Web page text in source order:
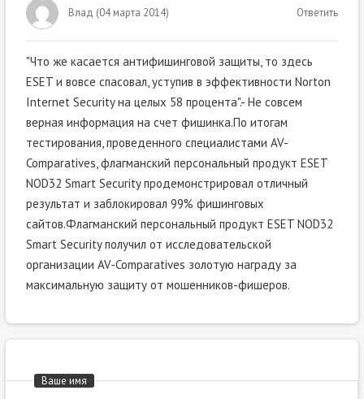
Влад (04 марта 2014) Ответить
"Что же касается антифишинговой защиты, то здесь
ESET и вовсе спасовал, уступив в эффективности Norton
Internet Security на целых 58 процента".- Не совсем
верная информация на счет фишинка.По итогам
тестирования, проведенного специалистами AV-
Comparatives, флагманский персональный продукт ESET
NOD32 Smart Security продемонстрировал отличный
результат и заблокировал 99% фишинговых
сайтов.Флагманский персональный продукт ESET NOD32
Smart Security получил от исследовательской
организации AV-Comparatives золотую награду за
максимальную защиту от мошенников-фишеров.
Ваше имя